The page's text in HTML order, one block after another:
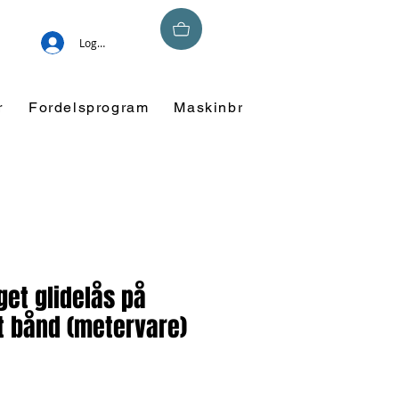
Logg inn
Fordelsprogram Maskinbroderi
glidelås på
(metervare)